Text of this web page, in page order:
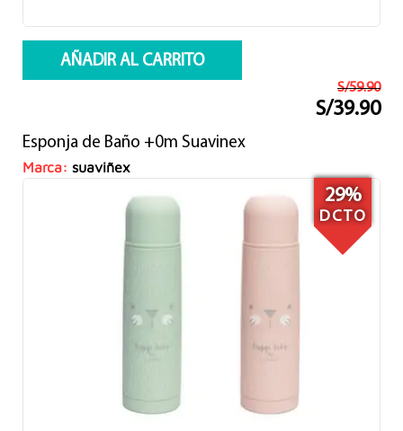
AÑADIR AL CARRITO
S/59.90
original
S/59.90.
S/39.90
actual
S/39.90.
Esponja de Baño +0m Suavinex
Marca: suaviñex
29%
DCTO